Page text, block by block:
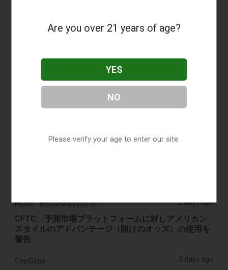
マサチューセッツ州のカジノプレイヤーが12.50ドル
2 days ago
Netellerを受け入れているカジノサイト：オンライン
ギャンブルのための信頼できる決済オプション
Bloomberg 2 days ago
Home - Bitcoinworld.co.in 2 days ago
CFTC、予測市場プラットフォームに対しアメリカン
スタイルのアドバンテージ（賭けのオッズ）の使用を
警告
CoinGape 3 days ago
Are you over 21 years of age?
YES
NO
Please verify your age to enter our site.